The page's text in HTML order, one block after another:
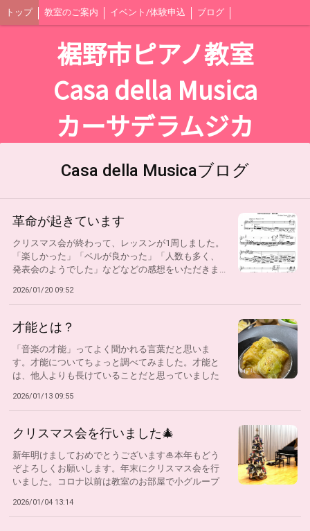
トップ 教室のご案内 イベント/体験申込 ブログ
裾野市ピアノ教室
Casa della Musica
カーサデラムジカ
Casa della Musicaブログ
革命が起きています
クリスマス会が終わって、レッスンが1周しました。
「楽しかった」「ベルが良かった」「人数も多く、
発表会のようでした」などなどの感想をいただきま...
2026/01/20 09:52
才能とは？
「音楽の才能」ってよく聞かれる言葉だと思いま
す。才能についてちょっと調べてみました。才能と
は、他人よりも長けていることだと思っていました
2026/01/13 09:55
クリスマス会を行いました🎄
新年明けましておめでとうございます🎍本年もどう
ぞよろしくお願いします。年末にクリスマス会を行
いました。コロナ以前は教室のお部屋で小グループ
2026/01/04 13:14